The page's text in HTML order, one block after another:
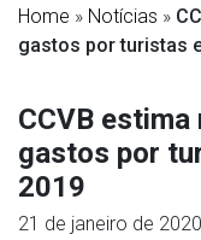
Home » Notícias »
gastos por turistas
CCVB
gastos por
2019
21 de janeiro de 2020